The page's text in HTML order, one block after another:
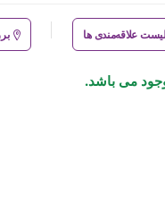
علاقه‌مندی ها
می باشد.